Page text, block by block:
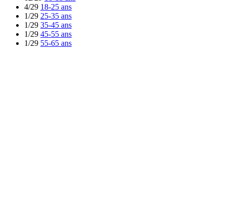
4/29 18-25 ans
1/29 25-35 ans
1/29 35-45 ans
1/29 45-55 ans
1/29 55-65 ans